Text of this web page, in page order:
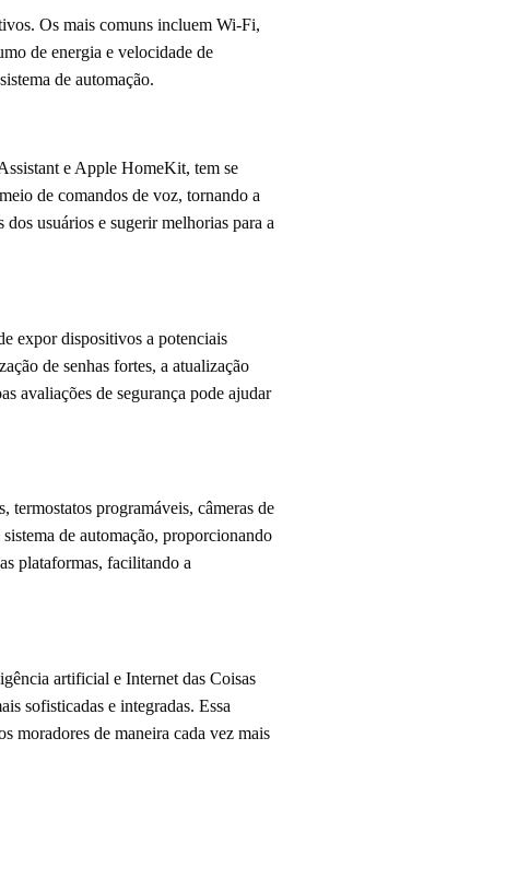
Os mais comuns incluem Wi-Fi,
de energia e velocidade de
de automação.
e Apple HomeKit, tem se
de comandos de voz, tornando a
usuários e sugerir melhorias para a
expor dispositivos a potenciais
de senhas fortes, a atualização
avaliações de segurança pode ajudar
termostatos programáveis, câmeras de
de automação, proporcionando
plataformas, facilitando a
artificial e Internet das Coisas
sofisticadas e integradas. Essa
moradores de maneira cada vez mais